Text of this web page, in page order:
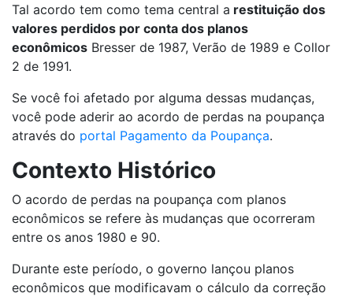
Tal acordo tem como tema central a restituição dos
valores perdidos por conta dos planos
econômicos Bresser de 1987, Verão de 1989 e Collor
2 de 1991.
Se você foi afetado por alguma dessas mudanças,
você pode aderir ao acordo de perdas na poupança
através do portal Pagamento da Poupança.
Contexto Histórico
O acordo de perdas na poupança com planos
econômicos se refere às mudanças que ocorreram
entre os anos 1980 e 90.
Durante este período, o governo lançou planos
econômicos que modificavam o cálculo da correção